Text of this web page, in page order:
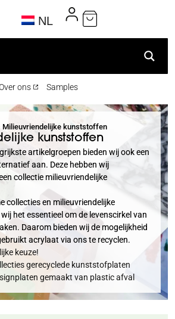
NL
ons Samples
Milieuvriendelijke kunststoffen
kunststoffen
artikelgroepen bieden wij ook een
aan. Deze hebben wij
collectie milieuvriendelijke
collecties en milieuvriendelijke
het essentieel om de levenscirkel van
Daarom bieden wij de mogelijkheid
acrylaat via ons te recyclen.
keuze!
gerecyclede kunststofplaten
gemaakt van plastic afval